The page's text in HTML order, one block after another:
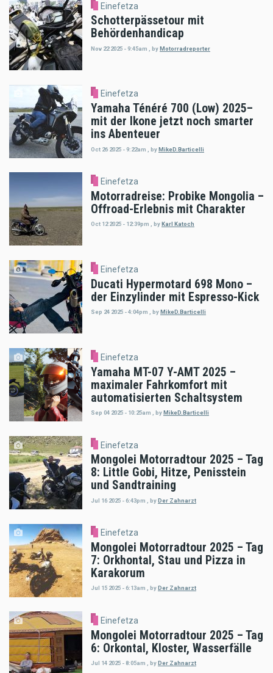
Einefetza
Schotterpässetour mit
Behördenhandicap
Nov 22 2025 - 9:45am byMotorradreporter
Einefetza
Yamaha Ténéré 700 (Low) 2025–
mit der Ikone jetzt noch smarter
ins Abenteuer
Oct 26 2025 - 9:22am byMikeD.Barticelli
Einefetza
Motorradreise: Probike Mongolia –
Offroad-Erlebnis mit Charakter
Oct 12 2025 - 12:39pm , byKarl Katoch
Einefetza
Ducati Hypermotard 698 Mono –
der Einzylinder mit Espresso-Kick
Sep 24 2025 - 4:04pm byMikeD.Barticelli
Einefetza
Yamaha MT-07 Y-AMT 2025 –
maximaler Fahrkomfort mit
automatisierten Schaltsystem
Sep 04 2025 - 10:25am byMikeD.Barticelli
Einefetza
Mongolei Motorradtour 2025 – Tag
8: Little Gobi, Hitze, Penisstein
und Sandtraining
Jul 16 2025 - 6:43pm byDer Zahnarzt
Einefetza
Mongolei Motorradtour 2025 – Tag
7: Orkhontal, Stau und Pizza in
Karakorum
Jul 15 2025 - 6:13am , by Der Zahnarzt
Einefetza
Mongolei Motorradtour 2025 – Tag
6: Orkontal, Kloster, Wasserfälle
Jul 14 2025 - 8:05am byDer Zahnarzt